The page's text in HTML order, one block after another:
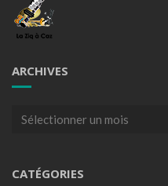
ARCHIVES
Archives
CATÉGORIES